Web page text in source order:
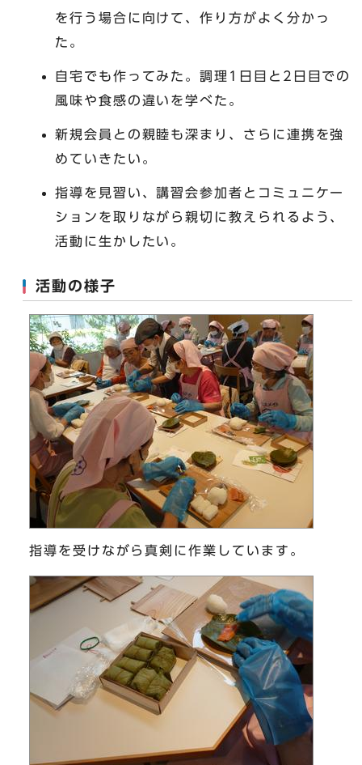
を行う場合に向けて、作り方がよく分かっ
た。
自宅でも作ってみた。調理1日目と2日目での
風味や食感の違いを学べた。
新規会員との親睦も深まり、さらに連携を強
めていきたい。
指導を見習い、講習会参加者とコミュニケー
ションを取りながら親切に教えられるよう、
活動に生かしたい。
活動の様子
指導を受けながら真剣に作業しています。